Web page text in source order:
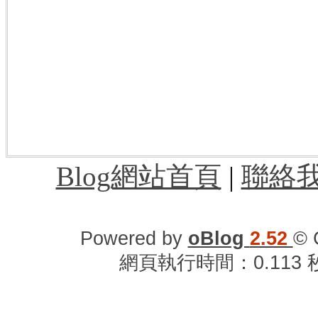
Blog網站首頁 | 聯絡
Powered by oBlog 2.52 ©
網頁執行時間：0.113